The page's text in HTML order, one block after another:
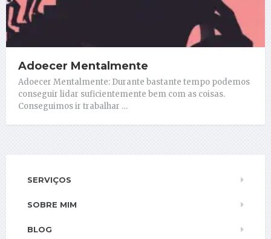
Adoecer Mentalmente
Adoecer Mentalmente: Durante bastante tempo podemos
conseguir lidar suficientemente bem com as coisas.
Conseguimos ir trabalhar …
SERVIÇOS
SOBRE MIM
BLOG